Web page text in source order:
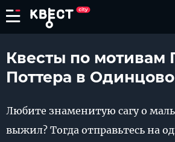
Квесты по мотивам
Поттера в Одинцово
Любите знаменитую сагу о
выжил? Тогда отправьтесь на